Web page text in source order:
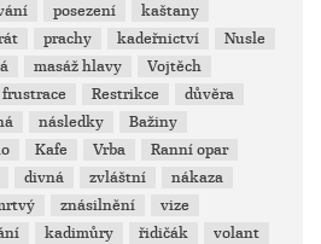
posezení
kaštany
prachy kadeřnictví
Nusle
masáž hlavy
Vojtěch
frustrace Restrikce
důvěra
následky
Bažiny
Kafe Vrba
Ranní opar
divná zvláštní
nákaza
znásilnění
vize
kadimůry řidičák
volant